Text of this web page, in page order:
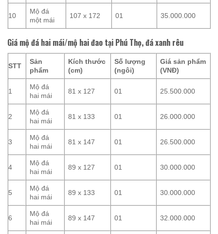
10
Mộ đá
một mái
107 x 172 01 35.000.000
Giá mộ đá hai mái/mộ hai đao tại Phú Thọ, đá xanh rêu
STT
Sản
phẩm
Kích thước
(cm)
Số lượng
(ngôi)
Giá sản phẩm
(VNĐ)
1
Mộ đá
hai mái
81 x 127 01 25.500.000
2
Mộ đá
hai mái
81 x 133 01 26.000.000
3
Mộ đá
hai mái
81 x 147 01 26.500.000
4
Mộ đá
hai mái
89 x 127 01 30.000.000
5
Mộ đá
hai mái
89 x 133 01 30.000.000
6
Mộ đá
hai mái
89 x 147 01 32.000.000